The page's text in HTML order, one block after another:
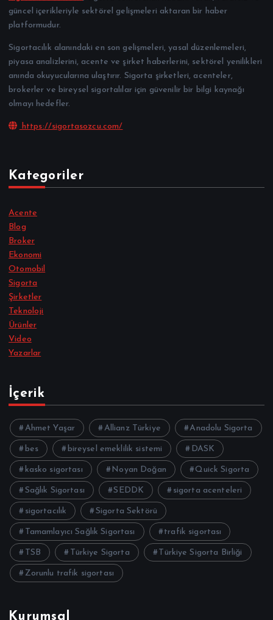
güncel içerikleriyle sektörel gelişmeleri aktaran bir haber
platformudur.
Sigortacılık alanındaki en son gelişmeleri, yasal düzenlemeleri,
piyasa analizlerini, acente ve şirket haberlerini, sektörel yenilikleri
anında okuyucularına ulaştırır. Sigorta şirketleri, acenteler,
brokerler ve bireysel sigortalılar için güvenilir bir bilgi kaynağı
olmayı hedefler.
https://sigortasozcu.com/
Kategoriler
Acente
Blog
Broker
Ekonomi
Otomobil
Sigorta
Şirketler
Teknoloji
Ürünler
Video
Yazarlar
İçerik
Ahmet Yaşar Allianz Türkiye Anadolu Sigorta
bes bireysel emeklilik sistemi DASK
kasko sigortası Noyan Doğan Quick Sigorta
Sağlık Sigortası SEDDK sigorta acenteleri
sigortacılık Sigorta Sektörü
Tamamlayıcı Sağlık Sigortası trafik sigortası
TSB Türkiye Sigorta Türkiye Sigorta Birliği
Zorunlu trafik sigortası
Kurumsal